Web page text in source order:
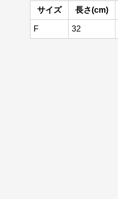
サイズ 長さ(cm)
F 32